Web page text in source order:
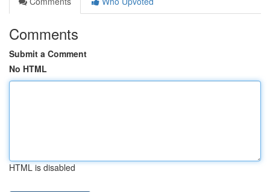
Comments
Submit a Comment
No HTML
HTML is disabled